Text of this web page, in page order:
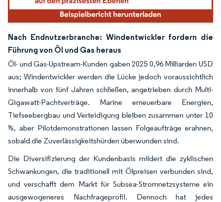
Nach Endnutzerbranche: Windentwickler fordern die
Führung von Öl und Gas heraus
Öl- und Gas-Upstream-Kunden gaben 2025 0,96 Milliarden USD
aus; Windentwickler werden die Lücke jedoch voraussichtlich
innerhalb von fünf Jahren schließen, angetrieben durch Multi-
Gigawatt-Pachtverträge. Marine erneuerbare Energien,
Tiefseebergbau und Verteidigung bleiben zusammen unter 10
%, aber Pilotdemonstrationen lassen Folgeaufträge erahnen,
sobald die Zuverlässigkeitshürden überwunden sind.
Die Diversifizierung der Kundenbasis mildert die zyklischen
Schwankungen, die traditionell mit Ölpreisen verbunden sind,
und verschafft dem Markt für Subsea-Stromnetzsysteme ein
ausgewogeneres Nachfrageprofil. Dennoch hat jedes